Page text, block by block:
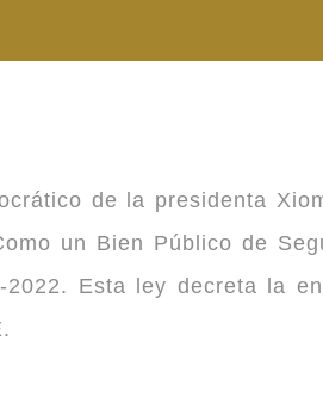
de la presidenta
un Bien Público de
Esta ley decreta la